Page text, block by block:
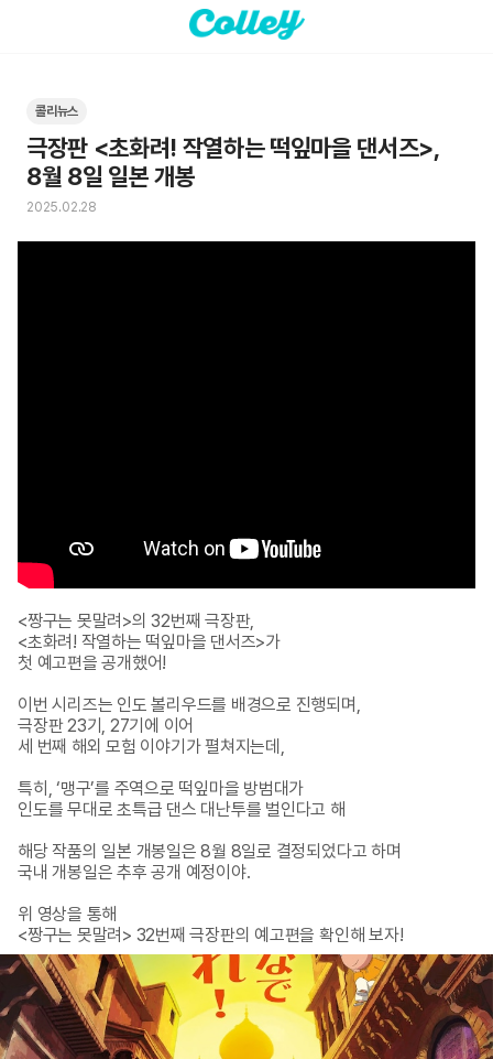
콜리뉴스
극장판 <초화려! 작열하는 떡잎마을 댄서즈>,
8월 8일 일본 개봉
2025.02.28
<짱구는 못말려>의 32번째 극장판,
<초화려! 작열하는 떡잎마을 댄서즈>가
첫 예고편을 공개했어!
이번 시리즈는 인도 볼리우드를 배경으로 진행되며,
극장판 23기, 27기에 이어
세 번째 해외 모험 이야기가 펼쳐지는데,
특히, ‘맹구’를 주역으로 떡잎마을 방범대가
인도를 무대로 초특급 댄스 대난투를 벌인다고 해
해당 작품의 일본 개봉일은 8월 8일로 결정되었다고 하며
국내 개봉일은 추후 공개 예정이야.
위 영상을 통해
<짱구는 못말려> 32번째 극장판의 예고편을 확인해 보자!